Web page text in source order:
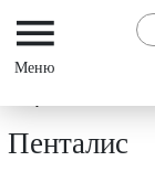
Пенталис